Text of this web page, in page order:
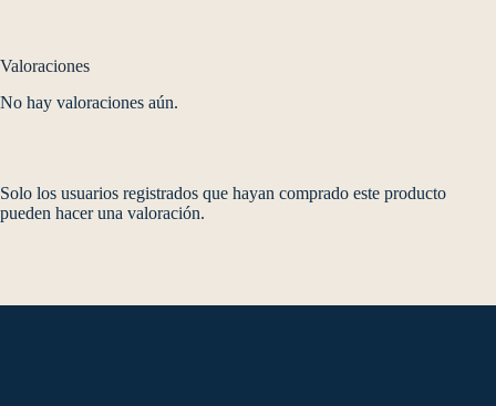
Valoraciones
No hay valoraciones aún.
Solo los usuarios registrados que hayan comprado este producto
pueden hacer una valoración.